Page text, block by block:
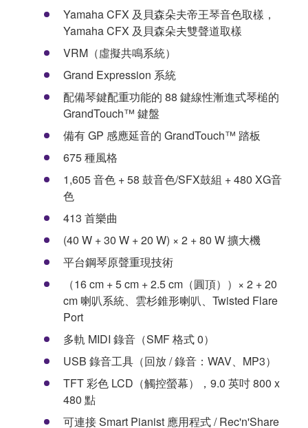
Yamaha CFX 及貝森朵夫帝王琴音色取樣，
Yamaha CFX 及貝森朵夫雙聲道取樣
VRM（虛擬共鳴系統）
Grand Expression 系統
配備琴鍵配重功能的 88 鍵線性漸進式琴槌的
GrandTouch™ 鍵盤
備有 GP 感應延音的 GrandTouch™ 踏板
675 種風格
1,605 音色 + 58 鼓音色/SFX鼓組 + 480 XG音
色
413 首樂曲
(40 W + 30 W + 20 W) × 2 + 80 W 擴大機
平台鋼琴原聲重現技術
（16 cm + 5 cm + 2.5 cm（圓頂））× 2 + 20
cm 喇叭系統、雲杉錐形喇叭、Twisted Flare
Port
多軌 MIDI 錄音（SMF 格式 0）
USB 錄音工具（回放 / 錄音：WAV、MP3）
TFT 彩色 LCD（觸控螢幕），9.0 英吋 800 x
480 點
可連接 Smart Pianist 應用程式 / Rec'n'Share